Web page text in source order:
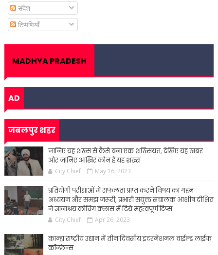
संदेश
टिप्पणियाँ
MADHYA PRADESH
AD
जबलपुर शहर
जानिए यह शख्स से कैसे बना एक शख्सियत, देखिए यह खबर
और जानिए आखिर कौन है यह शख्स
City Chief May 16, 2023
प्रतियोगी परीक्षाओं में सफलता प्राप्त करने विषय का गहन
अध्ययन और समझ जरूरी, प्रभारी सयुंक्त संचालक आशीष दीक्षित
ने ज्ञानाश्रय कोचिंग क्लास में दिये महत्वपूर्ण टिप्स
City Chief Apr 26, 2023
कान्हा राष्ट्रीय उद्यान में तीन दिवसीय इंटरनेशनल वाईल्ड लाईफ
कॉन्फ्रेन्स